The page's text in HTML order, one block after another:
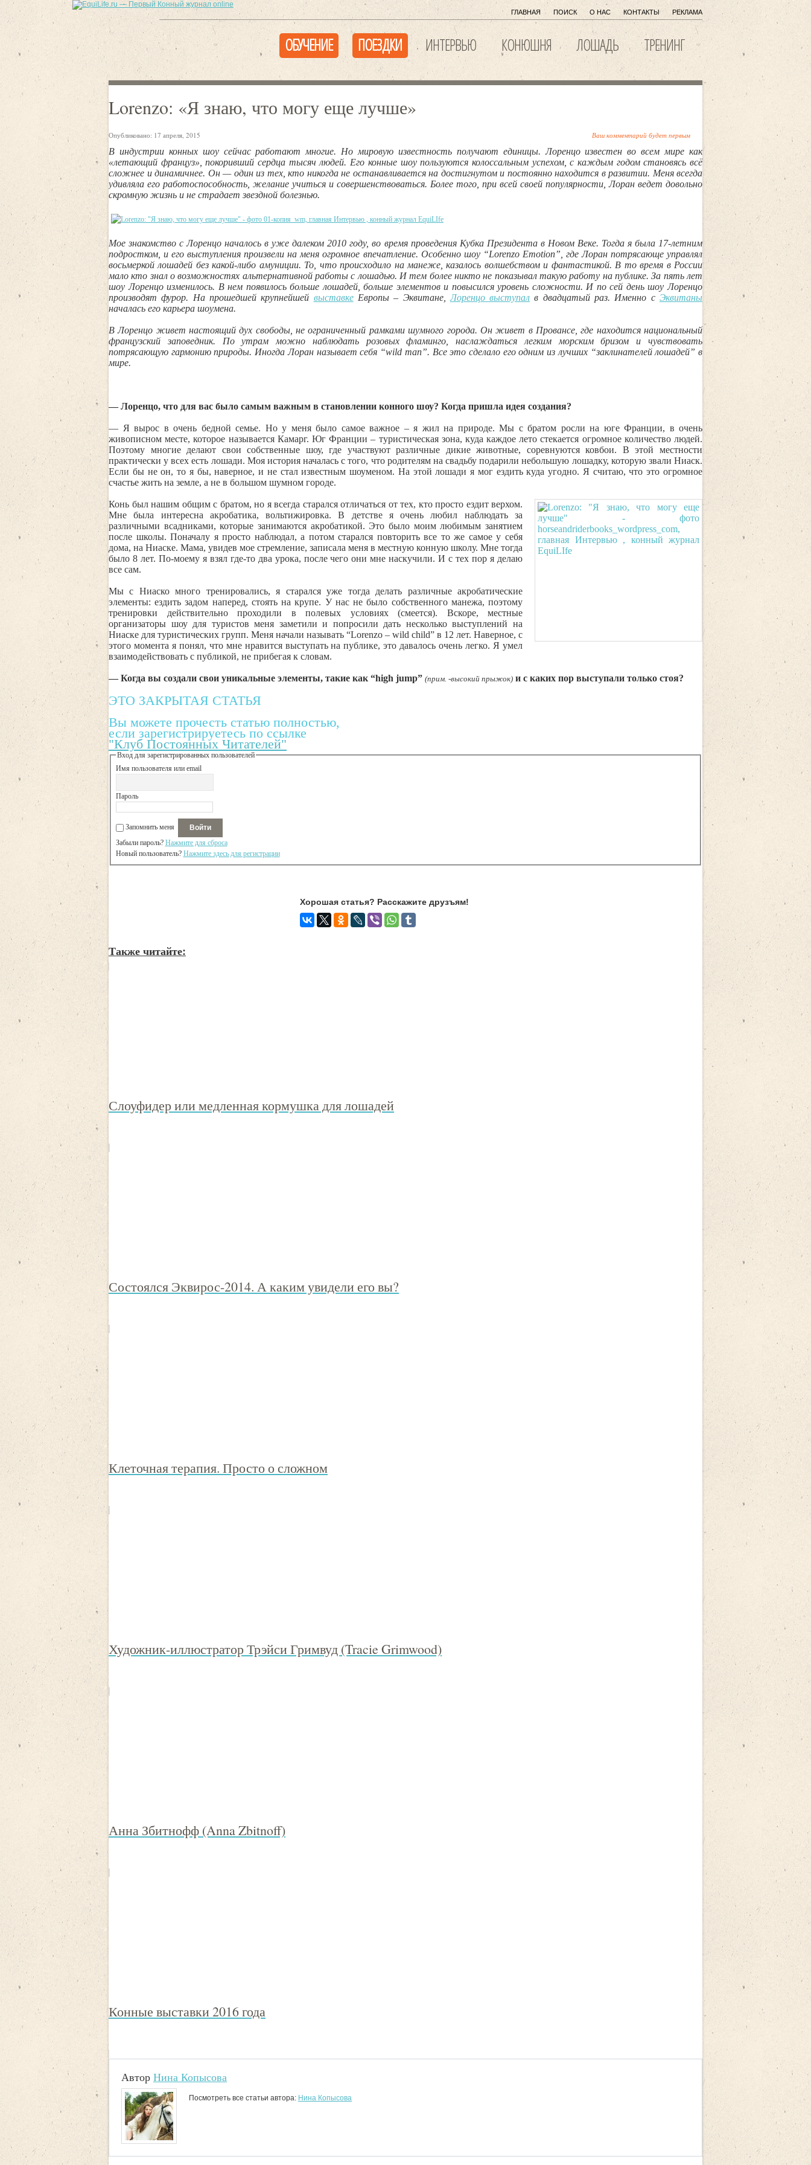
ГЛАВНАЯ ПОИСК О НАС КОНТАКТЫ РЕКЛАМА
ИНТЕРВЬЮ КОНЮШНЯ ЛОШАДЬ ТРЕНИНГ
ОБУЧЕНИЕ ПОЕЗДКИ
Lorenzo: «Я знаю, что могу еще лучше»
Опубликовано: 17 апреля, 2015 Ваш комментарий будет первым
В индустрии конных шоу сейчас работают многие. Но мировую известность получают единицы. Лоренцо известен во всем мире как
«летающий француз», покоривший сердца тысяч людей. Его конные шоу пользуются колоссальным успехом, с каждым годом становясь всё
сложнее и динамичнее. Он — один из тех, кто никогда не останавливается на достигнутом и постоянно находится в развитии. Меня всегда
удивляла его работоспособность, желание учиться и совершенствоваться. Более того, при всей своей популярности, Лоран ведет довольно
скромную жизнь и не страдает звездной болезнью.
Мое знакомство с Лоренцо началось в уже далеком 2010 году, во время проведения Кубка Президента в Новом Веке. Тогда я была 17-летним
подростком, и его выступления произвели на меня огромное впечатление. Особенно шоу “Lorenzo Emotion”, где Лоран потрясающе управлял
восьмеркой лошадей без какой-либо амуниции. То, что происходило на манеже, казалось волшебством и фантастикой. В то время в России
мало кто знал о возможностях альтернативной работы с лошадью. И тем более никто не показывал такую работу на публике. За пять лет
шоу Лоренцо изменилось. В нем появилось больше лошадей, больше элементов и повысился уровень сложности. И по сей день шоу Лоренцо
производят фурор. На прошедшей крупнейшей выставкеЕвропы – Эквитане,Лоренцо выступал в двадцатый раз. Именно с Эквитаны
началась его карьера шоумена.
В Лоренцо живет настоящий дух свободы, не ограниченный рамками шумного города. Он живет в Провансе, где находится национальный
французский заповедник. По утрам можно наблюдать розовых фламинго, наслаждаться легким морским бризом и чувствовать
потрясающую гармонию природы. Иногда Лоран называет себя “wild man”. Все это сделало его одним из лучших “заклинателей лошадей” в
мире.
— Лоренцо, что для вас было самым важным в становлении конного шоу? Когда пришла идея создания?
— Я вырос в очень бедной семье. Но у меня было самое важное – я жил на природе. Мы с братом росли на юге Франции, в очень
живописном месте, которое называется Камарг. Юг Франции – туристическая зона, куда каждое лето стекается огромное количество людей.
Поэтому многие делают свои собственные шоу, где участвуют различные дикие животные, соревнуются ковбои. В этой местности
практически у всех есть лошади. Моя история началась с того, что родителям на свадьбу подарили небольшую лошадку, которую звали Ниаск.
Если бы не он, то я бы, наверное, и не стал известным шоуменом. На этой лошади я мог ездить куда угодно. Я считаю, что это огромное
счастье жить на земле, а не в большом шумном городе.
Конь был нашим общим с братом, но я всегда старался отличаться от тех, кто просто ездит верхом.
Мне была интересна акробатика, вольтижировка. В детстве я очень любил наблюдать за
различными всадниками, которые занимаются акробатикой. Это было моим любимым занятием
после школы. Поначалу я просто наблюдал, а потом старался повторить все то же самое у себя
дома, на Ниаске. Мама, увидев мое стремление, записала меня в местную конную школу. Мне тогда
было 8 лет. По-моему я взял где-то два урока, после чего они мне наскучили. И с тех пор я делаю
все сам.
Мы с Ниаско много тренировались, я старался уже тогда делать различные акробатические
элементы: ездить задом наперед, стоять на крупе. У нас не было собственного манежа, поэтому
тренировки действительно проходили в полевых условиях (смеется). Вскоре, местные
организаторы шоу для туристов меня заметили и попросили дать несколько выступлений на
Ниаске для туристических групп. Меня начали называть “Lorenzo – wild child” в 12 лет. Наверное, с
этого момента я понял, что мне нравится выступать на публике, это давалось очень легко. Я умел
взаимодействовать с публикой, не прибегая к словам.
— Когда вы создали свои уникальные элементы, такие как “high jump” (прим. -высокий прыжок) и с каких пор выступали только стоя?
ЭТО ЗАКРЫТАЯ СТАТЬЯ
Вы можете прочесть статью полностью,
если зарегистрируетесь по ссылке
"Клуб Постоянных Читателей"
Вход для зарегистрированных пользователей
Имя пользователя или email
Пароль
Запомнить меня
Забыли пароль? Нажмите для сброса
Новый пользователь? Нажмите здесь для регистрации
Хорошая статья? Расскажите друзъям!
Также читайте:
Слоуфидер или медленная кормушка для лошадей
Состоялся Эквирос-2014. А каким увидели его вы?
Клеточная терапия. Просто о сложном
Художник-иллюстратор Трэйси Гримвуд (Tracie Grimwood)
Анна Збитнофф (Anna Zbitnoff)
Конные выставки 2016 года
Автор Нина Копысова
Посмотреть все статьи автора: Нина Копысова